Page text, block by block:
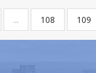
... 108 109